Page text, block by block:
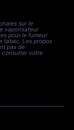
sur le
vaporisateur
pour le fumeur
tabac. Les propos
pas de
consulter votre